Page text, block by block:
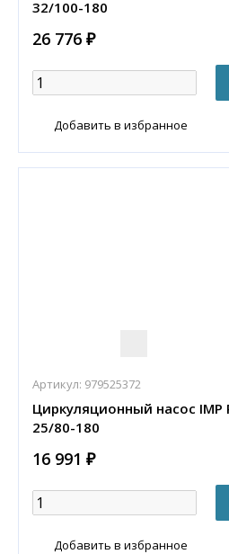
32/100-180
26 776 ₽
Добавить в избранное
Артикул: 979525372
Циркуляционный насос IMP
25/80-180
16 991 ₽
Добавить в избранное